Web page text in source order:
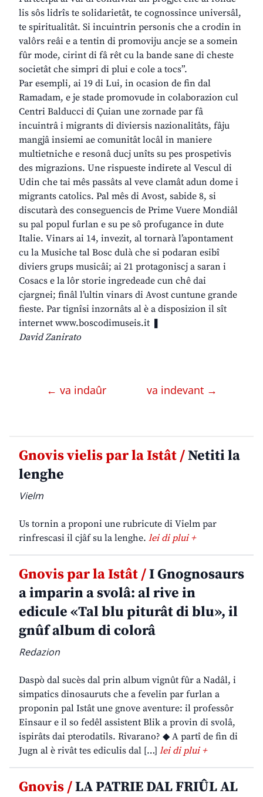
lis sôs lidrîs te solidarietât, te cognossince universâl,
te spiritualitât. Si incuintrin personis che a crodin in
valôrs reâi e a tentin di promoviju ancje se a somein
fûr mode, cirint di fâ rêt cu la bande sane di cheste
societât che simpri di plui e cole a tocs”.
Par esempli, ai 19 di Lui, in ocasion de fin dal
Ramadam, e je stade promovude in colaborazion cul
Centri Balducci di Çuian une zornade par fâ
incuintrâ i migrants di diviersis nazionalitâts, fâju
mangjâ insiemi ae comunitât locâl in maniere
multietniche e resonâ ducj unîts su pes prospetivis
des migrazions. Une rispueste indirete al Vescul di
Udin che tai mês passâts al veve clamât adun dome i
migrants catolics. Pal mês di Avost, sabide 8, si
discutarà des conseguencis de Prime Vuere Mondiâl
su pal popul furlan e su pe sô profugance in dute
Italie. Vinars ai 14, invezit, al tornarà l’apontament
cu la Musiche tal Bosc dulà che si podaran esibî
diviers grups musicâi; ai 21 protagoniscj a saran i
Cosacs e la lôr storie ingredeade cun chê dai
cjargnei; finâl l’ultin vinars di Avost cuntune grande
fieste. Par tignîsi inzornâts al è a disposizion il sît
internet www.boscodimuseis.it ❚
David Zanirato
← va indaûr va indevant →
Gnovis vielis par la Istât /Netiti la
lenghe
Vielm
Us tornin a proponi une rubricute di Vielm par
rinfrescasi il cjâf su la lenghe. lei di plui +
Gnovis par la Istât /I Gnognosaurs
a imparin a svolâ: al rive in
edicule «Tal blu piturât di blu», il
gnûf album di colorâ
Redazion
Daspò dal sucès dal prin album vignût fûr a Nadâl, i
simpatics dinosauruts che a fevelin par furlan a
proponin pal Istât une gnove aventure: il professôr
Einsaur e il so fedêl assistent Blik a provin di svolâ,
ispirâts dai pterodatils. Rivarano? ◆ A partî de fin di
Jugn al è rivât tes ediculis dal […] lei di plui +
Gnovis /LA PATRIE DAL FRIÛL AL